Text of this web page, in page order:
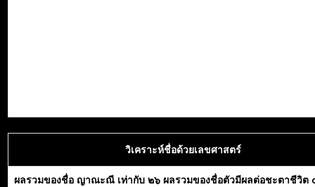
วิเคราะห์ชื่อด้วยเลขศาสตร์
ผลรวมของชื่อ ญาณะณี เท่ากับ ๒๖ ผลรวมของชื่อตัวมีผลต่อชะตาชีวิต